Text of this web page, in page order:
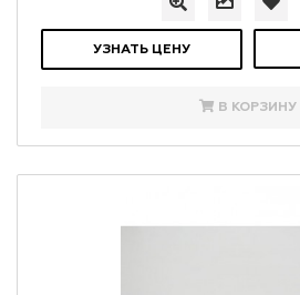
УЗНАТЬ ЦЕНУ
В КОРЗИНУ